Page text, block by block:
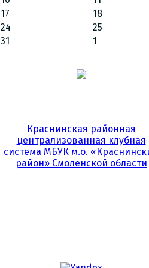
17
18
24
25
31
1
Краснинская районная
централизованная клубная
система МБУК м.о.
район» Смоленской области